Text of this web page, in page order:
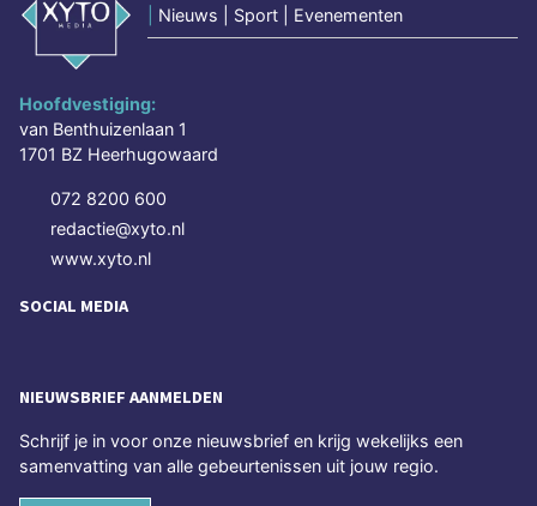
Nieuws | Sport | Evenementen
Hoofdvestiging:
van Benthuizenlaan 1
1701 BZ Heerhugowaard
072 8200 600
redactie@xyto.nl
www.xyto.nl
SOCIAL MEDIA
NIEUWSBRIEF AANMELDEN
Schrijf je in voor onze nieuwsbrief en krijg wekelijks een
samenvatting van alle gebeurtenissen uit jouw regio.